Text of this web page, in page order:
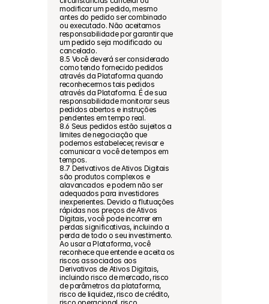
modificar um pedido, mesmo
antes do pedido ser combinado
ou executado. Não aceitamos
responsabilidade por garantir que
um pedido seja modificado ou
cancelado.
8.5 Você deverá ser considerado
como tendo fornecido pedidos
através da Plataforma quando
reconhecermos tais pedidos
através da Plataforma. É de sua
responsabilidade monitorar seus
pedidos abertos e instruções
pendentes em tempo real.
8.6 Seus pedidos estão sujeitos a
limites de negociação que
podemos estabelecer, revisar e
comunicar a você de tempos em
tempos.
8.7 Derivativos de Ativos Digitais
são produtos complexos e
alavancados e podem não ser
adequados para investidores
inexperientes. Devido a flutuações
rápidas nos preços de Ativos
Digitais, você pode incorrer em
perdas significativas, incluindo a
perda de todo o seu investimento.
Ao usar a Plataforma, você
reconhece que entende e aceita os
riscos associados aos
Derivativos de Ativos Digitais,
incluindo risco de mercado, risco
de parâmetros da plataforma,
risco de liquidez, risco de crédito,